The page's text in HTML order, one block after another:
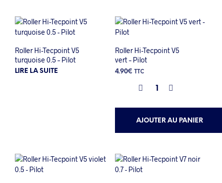
Roller Hi-Tecpoint V5
turquoise 0.5 – Pilot
LIRE LA SUITE
Roller Hi-Tecpoint V5
vert – Pilot
4.90€ TTC
AJOUTER AU PANIER